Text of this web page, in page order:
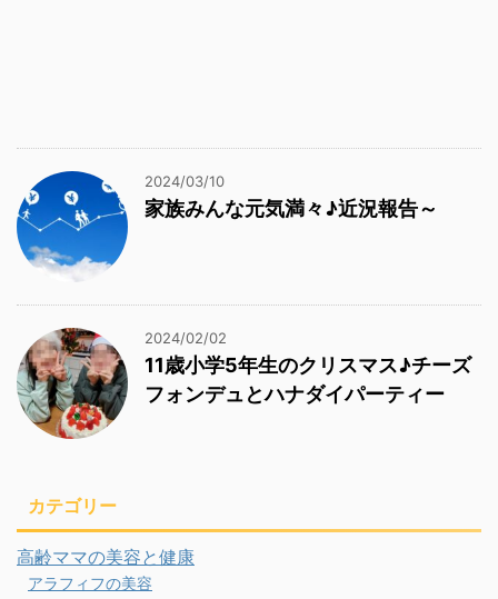
2024/03/10
家族みんな元気満々♪近況報告～
2024/02/02
11歳小学5年生のクリスマス♪チーズ
フォンデュとハナダイパーティー
カテゴリー
高齢ママの美容と健康
アラフィフの美容